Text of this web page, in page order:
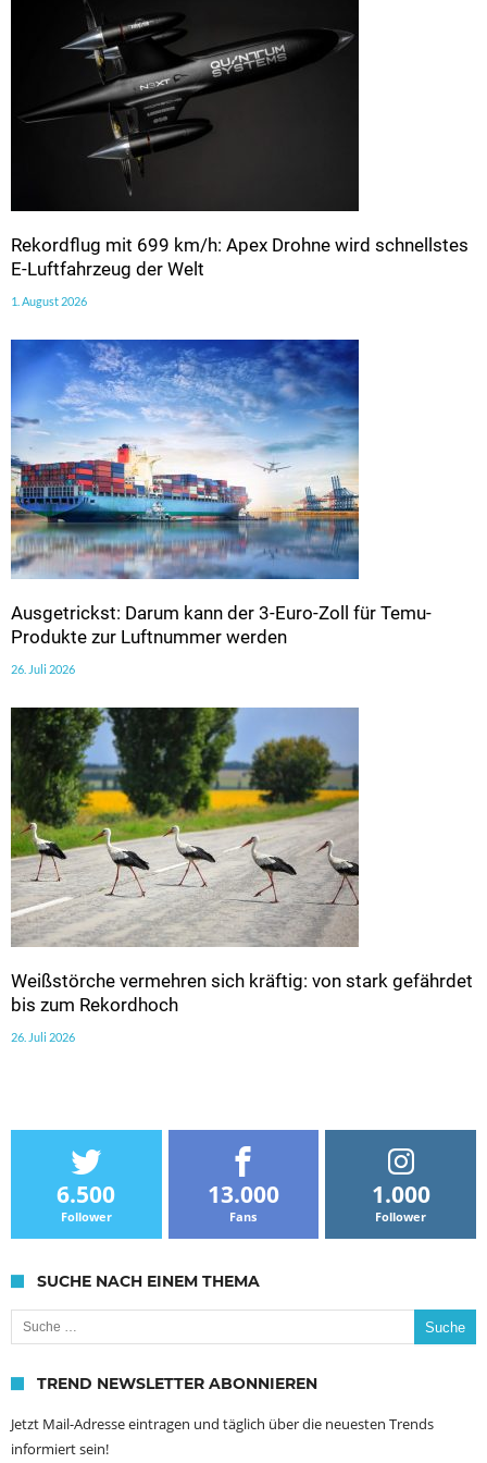
Rekordflug mit 699 km/h: Apex Drohne wird schnellstes
E-Luftfahrzeug der Welt
1. August 2026
Ausgetrickst: Darum kann der 3-Euro-Zoll für Temu-
Produkte zur Luftnummer werden
26. Juli 2026
Weißstörche vermehren sich kräftig: von stark gefährdet
bis zum Rekordhoch
26. Juli 2026
6.500
Follower
13.000
Fans
1.000
Follower
SUCHE NACH EINEM THEMA
Suche nach:
TREND NEWSLETTER ABONNIEREN
Jetzt Mail-Adresse eintragen und täglich über die neuesten Trends
informiert sein!